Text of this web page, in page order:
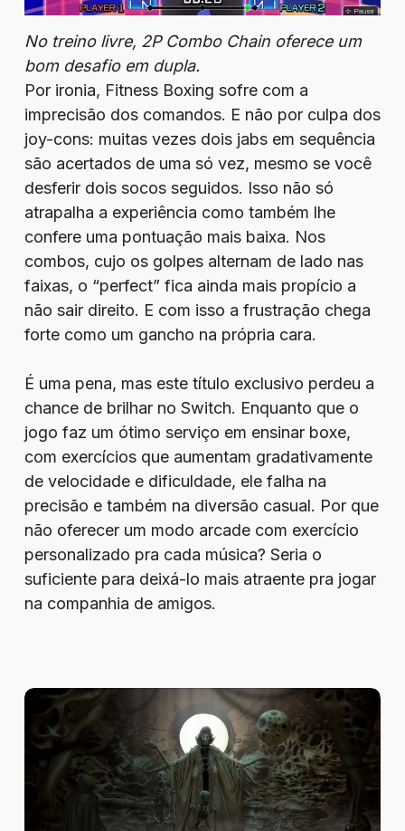
No treino livre, 2P Combo Chain oferece um
bom desafio em dupla.
Por ironia, Fitness Boxing sofre com a
imprecisão dos comandos. E não por culpa dos
joy-cons: muitas vezes dois jabs em sequência
são acertados de uma só vez, mesmo se você
desferir dois socos seguidos. Isso não só
atrapalha a experiência como também lhe
confere uma pontuação mais baixa. Nos
combos, cujo os golpes alternam de lado nas
faixas, o “perfect” fica ainda mais propício a
não sair direito. E com isso a frustração chega
forte como um gancho na própria cara.
É uma pena, mas este título exclusivo perdeu a
chance de brilhar no Switch. Enquanto que o
jogo faz um ótimo serviço em ensinar boxe,
com exercícios que aumentam gradativamente
de velocidade e dificuldade, ele falha na
precisão e também na diversão casual. Por que
não oferecer um modo arcade com exercício
personalizado pra cada música? Seria o
suficiente para deixá-lo mais atraente pra jogar
na companhia de amigos.
Review
Tormentum